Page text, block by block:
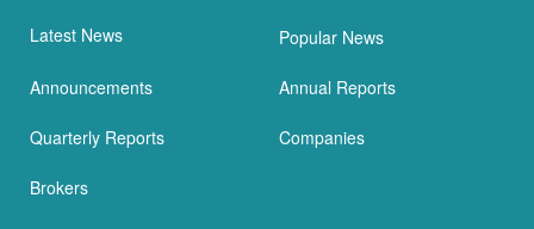
Latest News Popular News
Announcements Annual Reports
Quarterly Reports Companies
Brokers